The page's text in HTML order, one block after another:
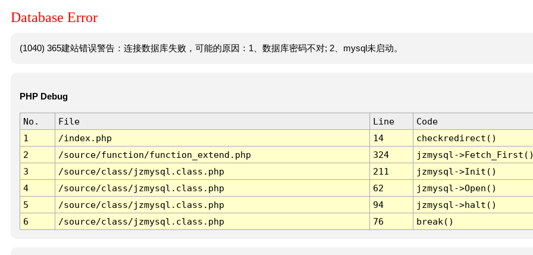
Database Error
(1040) 365建站错误警告：连接数据库失败，可能的原因：1、数据库密码不对; 2、mysql未启动。
PHP Debug
No. File Line
Code
1
/index.php 14
checkredirect()
2
/source/function/function_extend.php 324
jzmysql-
3
/source/class/jzmysql.class.php 211
jzmysql->Init()
4
/source/class/jzmysql.class.php 62
jzmysql->Open()
5
/source/class/jzmysql.class.php 94
jzmysql->halt()
6
/source/class/jzmysql.class.php 76 break()